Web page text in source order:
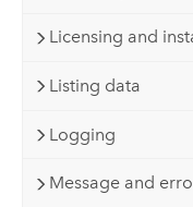
Licensing and
Listing data
Logging
Message and